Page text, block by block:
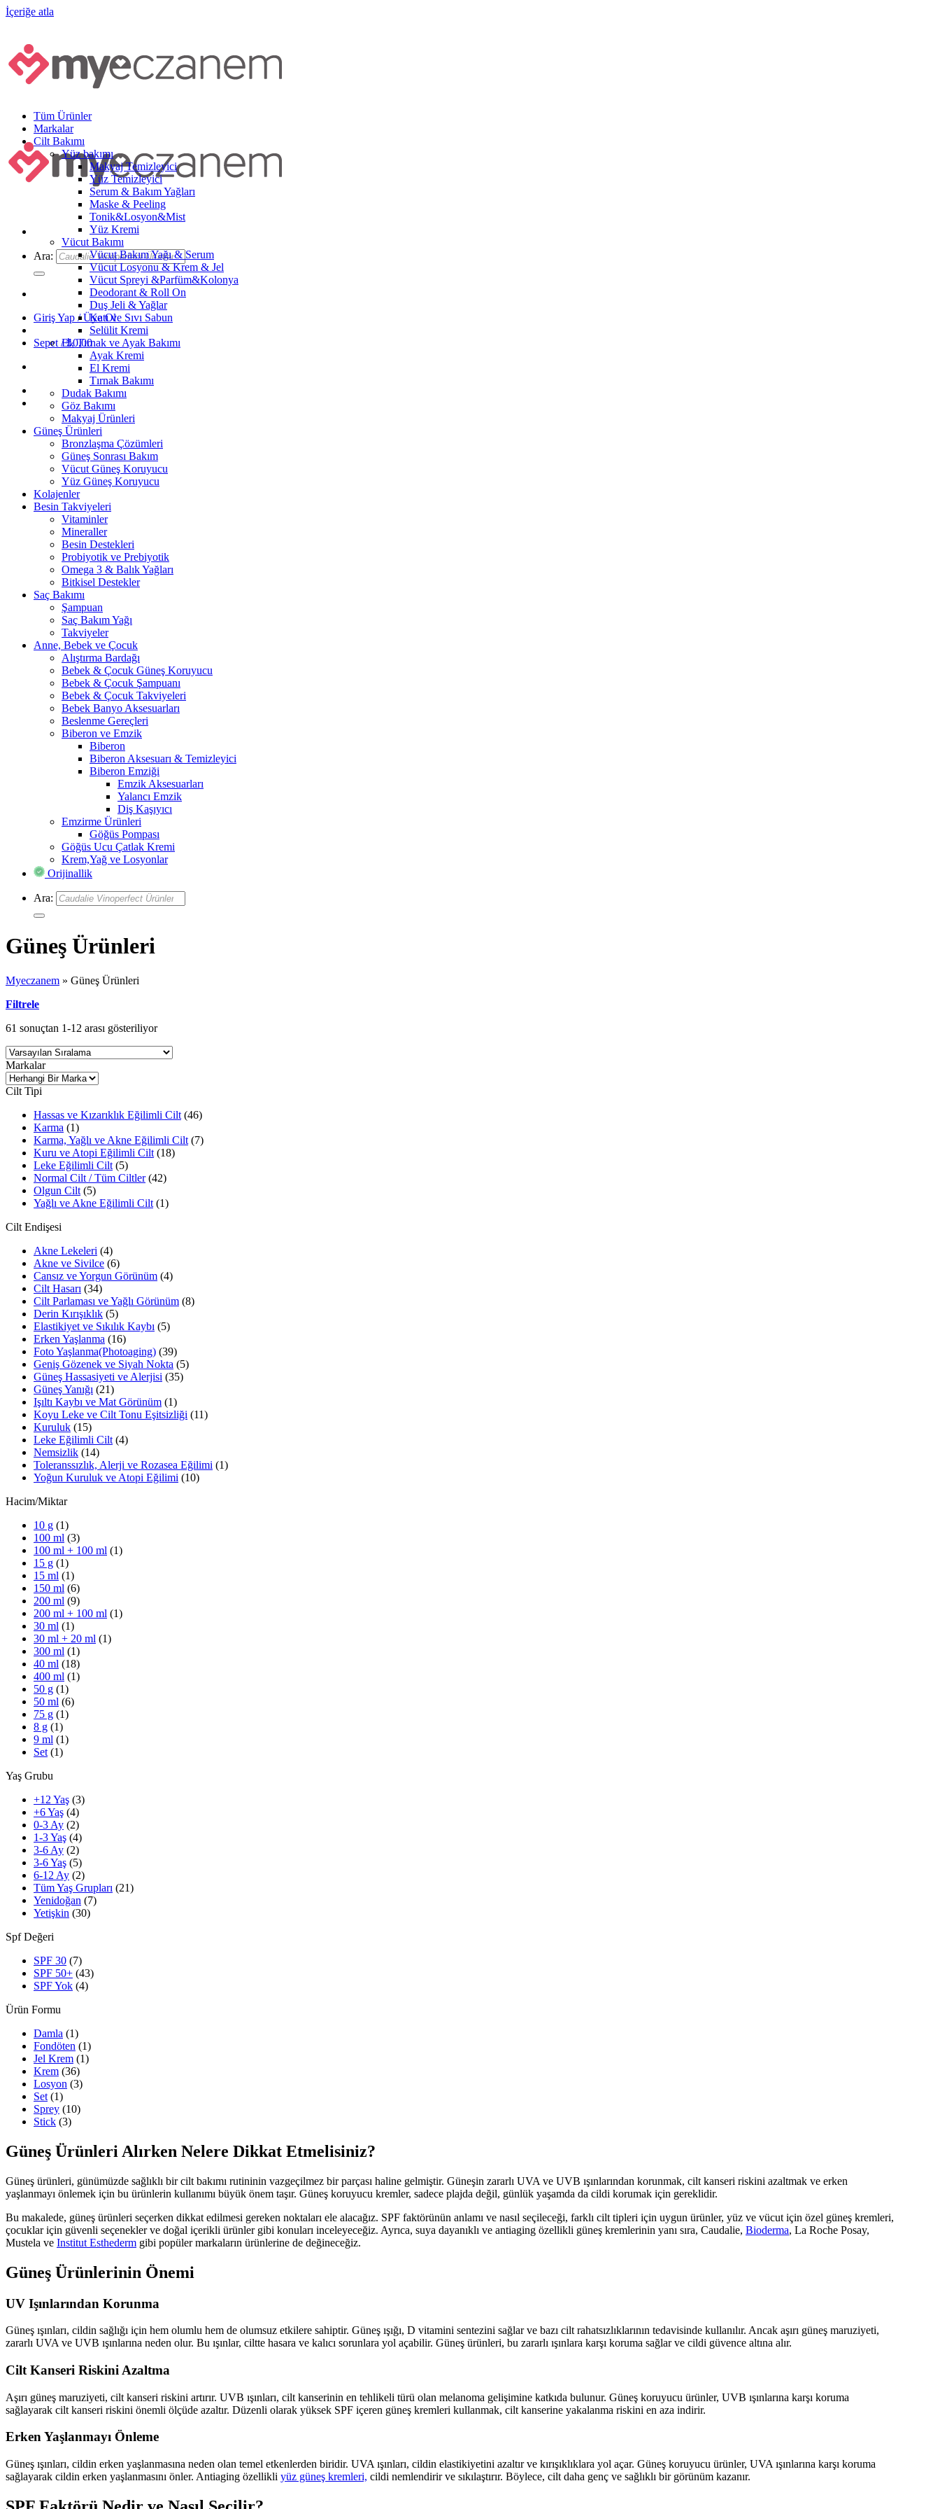
İçeriğe atla
Ara:
Giriş Yap / Üye Ol
Sepet /₺0,00
Tüm Ürünler
Markalar
Cilt Bakımı
Yüz bakımı
Makyaj Temizleyici
Yüz Temizleyici
Serum & Bakım Yağları
Maske & Peeling
Tonik&Losyon&Mist
Yüz Kremi
Vücut Bakımı
Vücut Bakım Yağı & Serum
Vücut Losyonu & Krem & Jel
Vücut Spreyi &Parfüm&Kolonya
Deodorant & Roll On
Duş Jeli & Yağlar
Katı ve Sıvı Sabun
Selülit Kremi
El, Tırnak ve Ayak Bakımı
Ayak Kremi
El Kremi
Tırnak Bakımı
Dudak Bakımı
Göz Bakımı
Makyaj Ürünleri
Güneş Ürünleri
Bronzlaşma Çözümleri
Güneş Sonrası Bakım
Vücut Güneş Koruyucu
Yüz Güneş Koruyucu
Kolajenler
Besin Takviyeleri
Vitaminler
Mineraller
Besin Destekleri
Probiyotik ve Prebiyotik
Omega 3 & Balık Yağları
Bitkisel Destekler
Saç Bakımı
Şampuan
Saç Bakım Yağı
Takviyeler
Anne, Bebek ve Çocuk
Alıştırma Bardağı
Bebek & Çocuk Güneş Koruyucu
Bebek & Çocuk Şampuanı
Bebek & Çocuk Takviyeleri
Bebek Banyo Aksesuarları
Beslenme Gereçleri
Biberon ve Emzik
Biberon
Biberon Aksesuarı & Temizleyici
Biberon Emziği
Emzik Aksesuarları
Yalancı Emzik
Diş Kaşıyıcı
Emzirme Ürünleri
Göğüs Pompası
Göğüs Ucu Çatlak Kremi
Krem,Yağ ve Losyonlar
Orijinallik
Ara:
Güneş Ürünleri
Myeczanem » Güneş Ürünleri
Filtrele
61 sonuçtan 1-12 arası gösteriliyor
Markalar
Cilt Tipi
Hassas ve Kızarıklık Eğilimli Cilt (46)
Karma (1)
Karma, Yağlı ve Akne Eğilimli Cilt (7)
Kuru ve Atopi Eğilimli Cilt (18)
Leke Eğilimli Cilt (5)
Normal Cilt / Tüm Ciltler (42)
Olgun Cilt (5)
Yağlı ve Akne Eğilimli Cilt (1)
Cilt Endişesi
Akne Lekeleri (4)
Akne ve Sivilce (6)
Cansız ve Yorgun Görünüm (4)
Cilt Hasarı (34)
Cilt Parlaması ve Yağlı Görünüm (8)
Derin Kırışıklık (5)
Elastikiyet ve Sıkılık Kaybı (5)
Erken Yaşlanma (16)
Foto Yaşlanma(Photoaging) (39)
Geniş Gözenek ve Siyah Nokta (5)
Güneş Hassasiyeti ve Alerjisi (35)
Güneş Yanığı (21)
Işıltı Kaybı ve Mat Görünüm (1)
Koyu Leke ve Cilt Tonu Eşitsizliği (11)
Kuruluk (15)
Leke Eğilimli Cilt (4)
Nemsizlik (14)
Toleranssızlık, Alerji ve Rozasea Eğilimi (1)
Yoğun Kuruluk ve Atopi Eğilimi (10)
Hacim/Miktar
10 g (1)
100 ml (3)
100 ml + 100 ml (1)
15 g (1)
15 ml (1)
150 ml (6)
200 ml (9)
200 ml + 100 ml (1)
30 ml (1)
30 ml + 20 ml (1)
300 ml (1)
40 ml (18)
400 ml (1)
50 g (1)
50 ml (6)
75 g (1)
8 g (1)
9 ml (1)
Set (1)
Yaş Grubu
+12 Yaş (3)
+6 Yaş (4)
0-3 Ay (2)
1-3 Yaş (4)
3-6 Ay (2)
3-6 Yaş (5)
6-12 Ay (2)
Tüm Yaş Grupları (21)
Yenidoğan (7)
Yetişkin (30)
Spf Değeri
SPF 30 (7)
SPF 50+ (43)
SPF Yok (4)
Ürün Formu
Damla (1)
Fondöten (1)
Jel Krem (1)
Krem (36)
Losyon (3)
Set (1)
Sprey (10)
Stick (3)
Güneş Ürünleri Alırken Nelere Dikkat Etmelisiniz?
Güneş ürünleri, günümüzde sağlıklı bir cilt bakımı rutininin vazgeçilmez bir parçası haline gelmiştir. Güneşin zararlı UVA ve UVB ışınlarından korunmak, cilt kanseri riskini azaltmak ve erken
yaşlanmayı önlemek için bu ürünlerin kullanımı büyük önem taşır. Güneş koruyucu kremler, sadece plajda değil, günlük yaşamda da cildi korumak için gereklidir.
Bu makalede, güneş ürünleri seçerken dikkat edilmesi gereken noktaları ele alacağız. SPF faktörünün anlamı ve nasıl seçileceği, farklı cilt tipleri için uygun ürünler, yüz ve vücut için özel güneş kremleri,
çocuklar için güvenli seçenekler ve doğal içerikli ürünler gibi konuları inceleyeceğiz. Ayrıca, suya dayanıklı ve antiaging özellikli güneş kremlerinin yanı sıra, Caudalie, Bioderma, La Roche Posay,
Mustela ve Institut Esthederm gibi popüler markaların ürünlerine de değineceğiz.
Güneş Ürünlerinin Önemi
UV Işınlarından Korunma
Güneş ışınları, cildin sağlığı için hem olumlu hem de olumsuz etkilere sahiptir. Güneş ışığı, D vitamini sentezini sağlar ve bazı cilt rahatsızlıklarının tedavisinde kullanılır. Ancak aşırı güneş maruziyeti,
zararlı UVA ve UVB ışınlarına neden olur. Bu ışınlar, ciltte hasara ve kalıcı sorunlara yol açabilir. Güneş ürünleri, bu zararlı ışınlara karşı koruma sağlar ve cildi güvence altına alır.
Cilt Kanseri Riskini Azaltma
Aşırı güneş maruziyeti, cilt kanseri riskini artırır. UVB ışınları, cilt kanserinin en tehlikeli türü olan melanoma gelişimine katkıda bulunur. Güneş koruyucu ürünler, UVB ışınlarına karşı koruma
sağlayarak cilt kanseri riskini önemli ölçüde azaltır. Düzenli olarak yüksek SPF içeren güneş kremleri kullanmak, cilt kanserine yakalanma riskini en aza indirir.
Erken Yaşlanmayı Önleme
Güneş ışınları, cildin erken yaşlanmasına neden olan temel etkenlerden biridir. UVA ışınları, cildin elastikiyetini azaltır ve kırışıklıklara yol açar. Güneş koruyucu ürünler, UVA ışınlarına karşı koruma
sağlayarak cildin erken yaşlanmasını önler. Antiaging özellikli yüz güneş kremleri, cildi nemlendirir ve sıkılaştırır. Böylece, cilt daha genç ve sağlıklı bir görünüm kazanır.